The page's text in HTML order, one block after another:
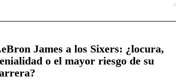
James a los Sixers: ¿locura,
o el mayor riesgo de su